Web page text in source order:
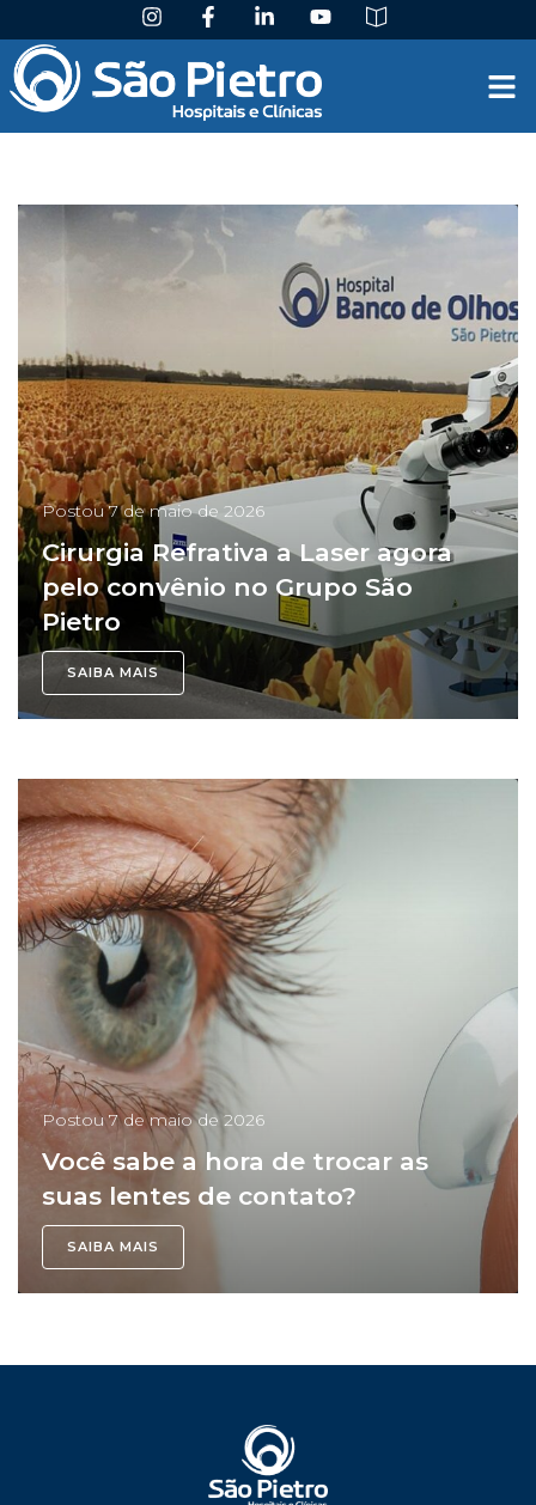
Postou7 de maio de 2026
Cirurgia Refrativa a Laser agora
pelo convênio no Grupo São
Pietro
SAIBA MAIS
Postou7 de maio de 2026
Você sabe a hora de trocar as
suas lentes de contato?
SAIBA MAIS